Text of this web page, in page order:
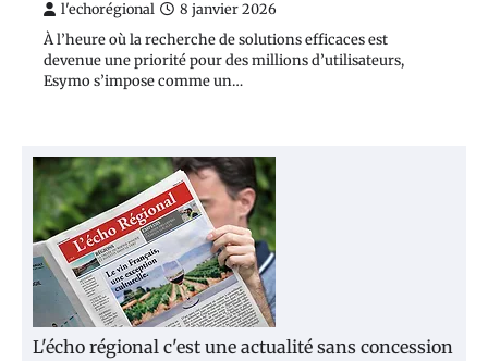
l'echorégional 8 janvier 2026
À l’heure où la recherche de solutions efficaces est
devenue une priorité pour des millions d’utilisateurs,
Esymo s’impose comme un…
L'écho régional c'est une actualité sans concession